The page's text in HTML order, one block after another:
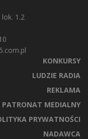
1.2
KONKURSY
LUDZIE RADIA
REKLAMA
PATRONAT MEDIALNY
PRYWATNOŚCI
NADAWCA